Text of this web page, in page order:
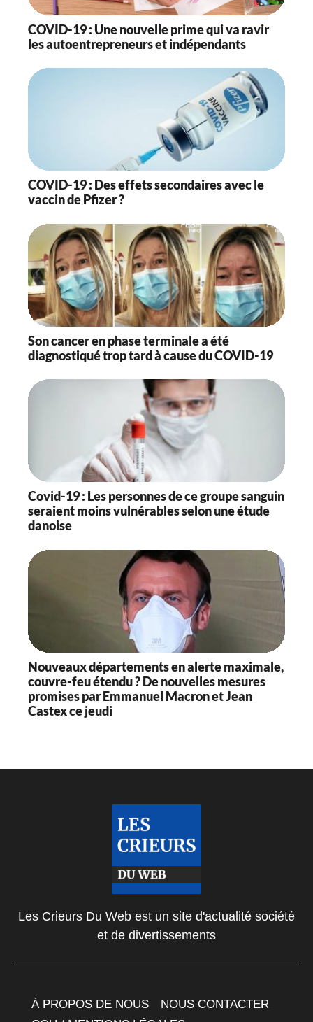
COVID-19 : Une nouvelle prime qui va ravir
les autoentrepreneurs et indépendants
COVID-19 : Des effets secondaires avec le
vaccin de Pfizer ?
Son cancer en phase terminale a été
diagnostiqué trop tard à cause du COVID-19
Covid-19 : Les personnes de ce groupe sanguin
seraient moins vulnérables selon une étude
danoise
Nouveaux départements en alerte maximale,
couvre-feu étendu ? De nouvelles mesures
promises par Emmanuel Macron et Jean
Castex ce jeudi
Les Crieurs Du Web est un site d'actualité société
et de divertissements
À PROPOS DE NOUS
NOUS CONTACTER